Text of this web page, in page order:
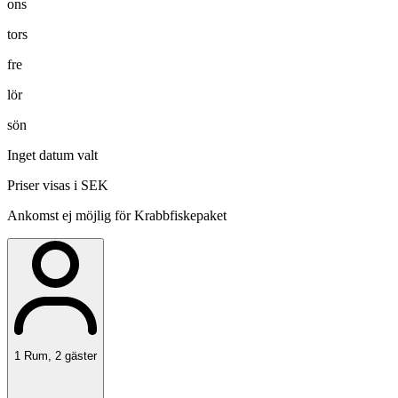
ons
tors
fre
lör
sön
Inget datum valt
Priser visas i SEK
Ankomst ej möjlig för Krabbfiskepaket
1 Rum, 2 gäster